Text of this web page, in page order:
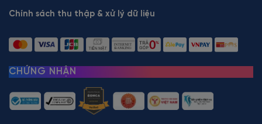
Chính sách thu thập & xử lý dữ liệu
CHỨNG NHẬN